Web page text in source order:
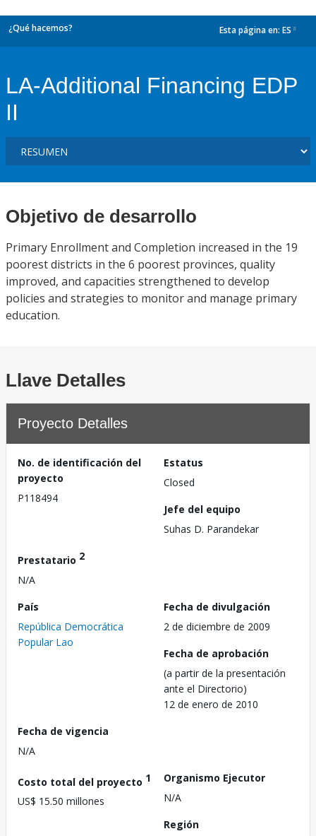
¿Qué hacemos? Esta página en: ES
LA-Additional Financing EDP
II
Objetivo de desarrollo
Primary Enrollment and Completion increased in the 19
poorest districts in the 6 poorest provinces, quality
improved, and capacities strengthened to develop
policies and strategies to monitor and manage primary
education.
Llave Detalles
Proyecto Detalles
No. de identificación del
proyecto
P118494
Estatus
Closed
Jefe del equipo
Suhas D. Parandekar
Prestatario 2
N/A
País
República Democrática
Popular Lao
Fecha de divulgación
2 de diciembre de 2009
Fecha de aprobación
(a partir de la presentación
ante el Directorio)
12 de enero de 2010
Fecha de vigencia
N/A
Costo total del proyecto 1
US$ 15.50 millones
Organismo Ejecutor
N/A
Región